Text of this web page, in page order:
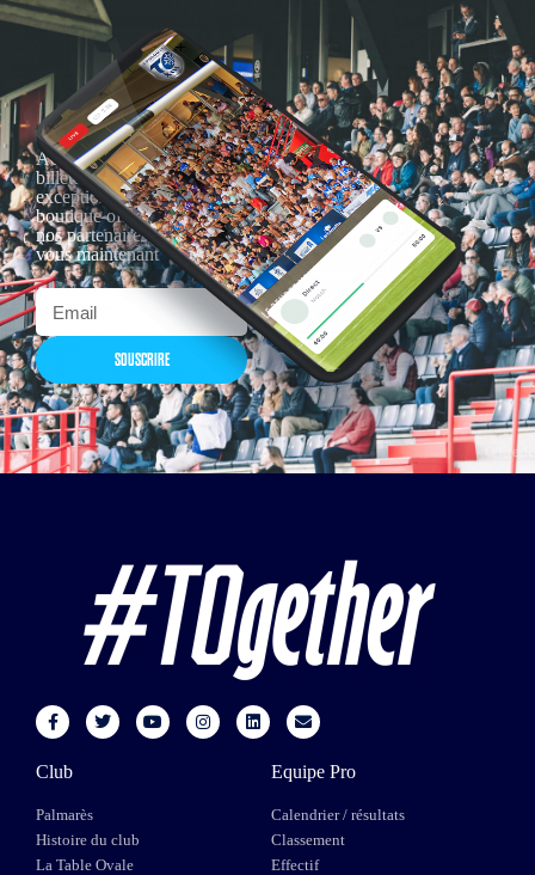
Actualités, nouveautés,
billetterie, remises
exceptionnelles dans la
boutique officielles & chez
nos partenaires… Inscrivez-
vous maintenant
SOUSCRIRE
Club
Palmarès
Histoire du club
La Table Ovale
Equipe Pro
Calendrier / résultats
Classement
Effectif